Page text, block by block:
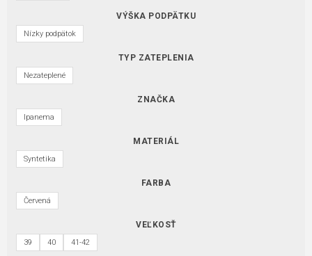
VÝŠKA PODPÄTKU
Nízky podpätok
TYP ZATEPLENIA
Nezateplené
ZNAČKA
Ipanema
MATERIÁL
Syntetika
FARBA
Červená
VEĽKOSŤ
39 40 41-42